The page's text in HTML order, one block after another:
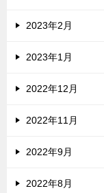
2023年2月
2023年1月
2022年12月
2022年11月
2022年9月
2022年8月